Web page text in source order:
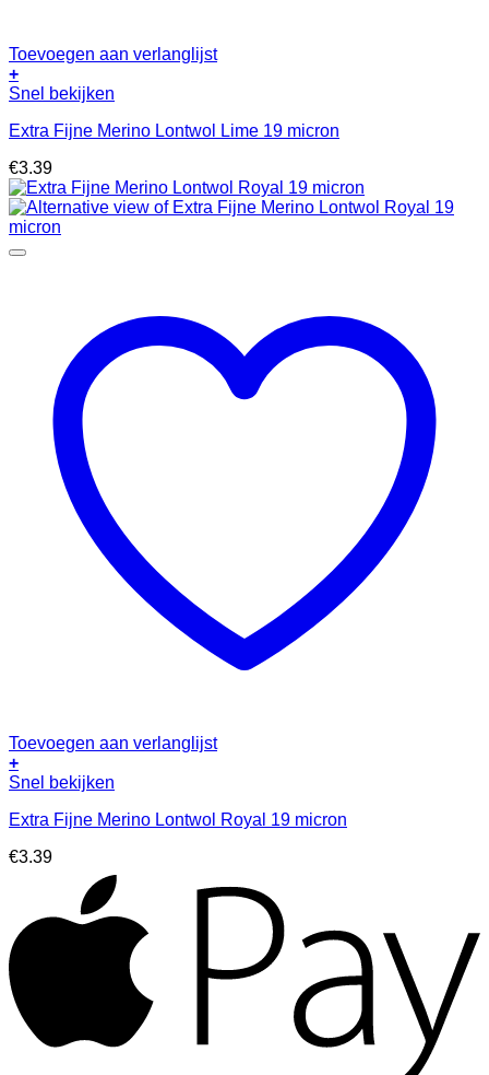
Toevoegen aan verlanglijst
+
Snel bekijken
Extra Fijne Merino Lontwol Lime 19 micron
€3.39
Toevoegen aan verlanglijst
+
Snel bekijken
Extra Fijne Merino Lontwol Royal 19 micron
€3.39